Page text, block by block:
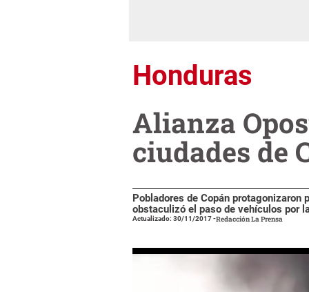
Honduras
Alianza
ciudades de
Pobladores de Copán
obstaculizó el paso de vehículos por
Actualizado: 30/11/2017-Redacción La Prensa